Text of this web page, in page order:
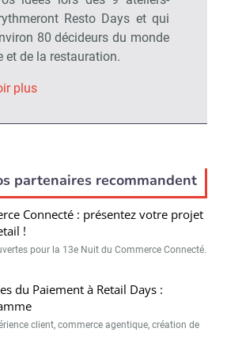
Resto Days et qui
80 décideurs du monde
et de la restauration.
plus
partenaires recommandent
Connecté : présentez votre projet
!
pour la 13e Nuit du Commerce Connecté.
du Paiement à Retail Days :
client, commerce agentique, création de